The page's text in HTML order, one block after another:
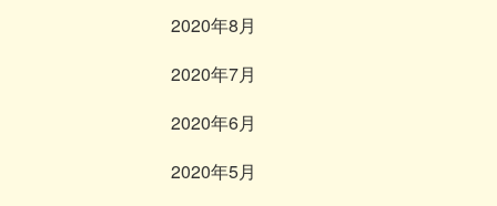
2020年8月
2020年7月
2020年6月
2020年5月